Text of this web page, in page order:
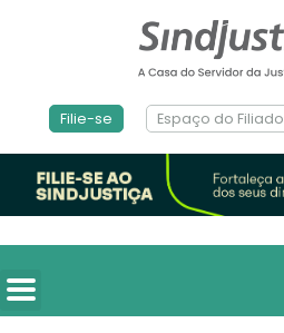
Filie-se Espaço do Filiado